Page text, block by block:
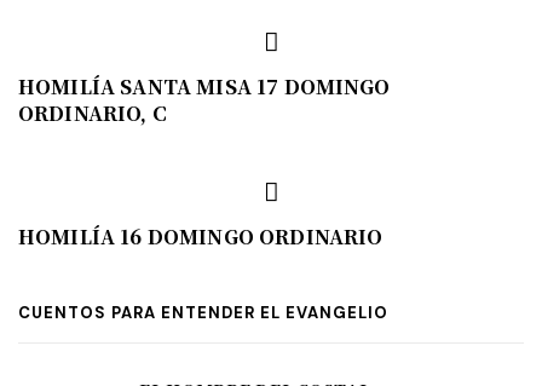
HOMILÍA SANTA MISA 17 DOMINGO
ORDINARIO, C
HOMILÍA 16 DOMINGO ORDINARIO
CUENTOS PARA ENTENDER EL EVANGELIO